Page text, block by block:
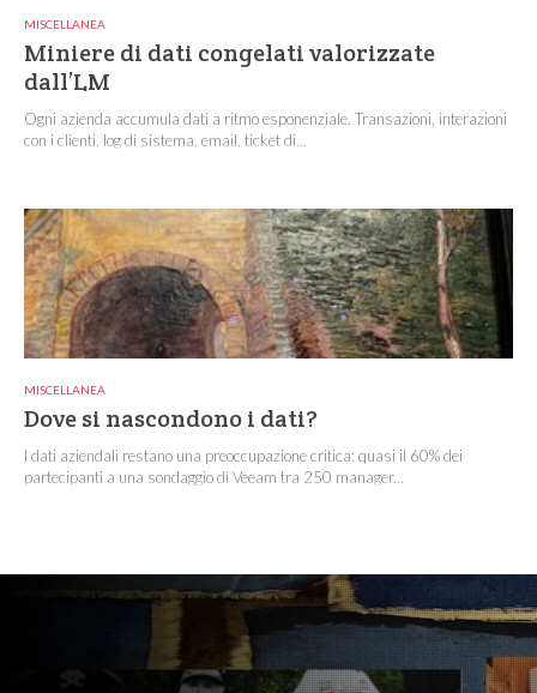
MISCELLANEA
Miniere di dati congelati valorizzate
dall’LM
Ogni azienda accumula dati a ritmo esponenziale. Transazioni, interazioni
con i clienti, log di sistema, email, ticket di...
MISCELLANEA
Dove si nascondono i dati?
I dati aziendali restano una preoccupazione critica: quasi il 60% dei
partecipanti a una sondaggio di Veeam tra 250 manager...